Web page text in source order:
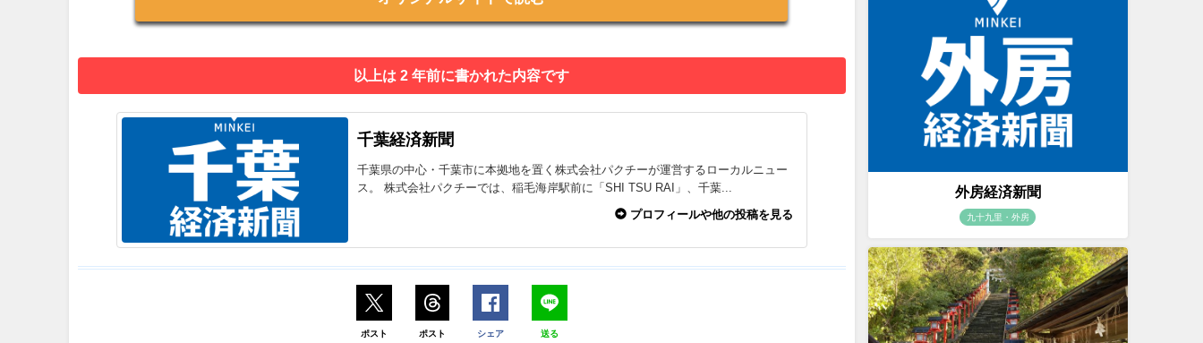
以上は 2 年前に書かれた内容です
千葉経済新聞
千葉県の中心・千葉市に本拠地を置く株式会社パクチーが運営するローカルニュー
ス。 株式会社パクチーでは、稲毛海岸駅前に「SHI TSU RAI」、千葉...
プロフィールや他の投稿を見る
ポスト ポスト シェア 送る
外房経済新聞
九十九里・外房